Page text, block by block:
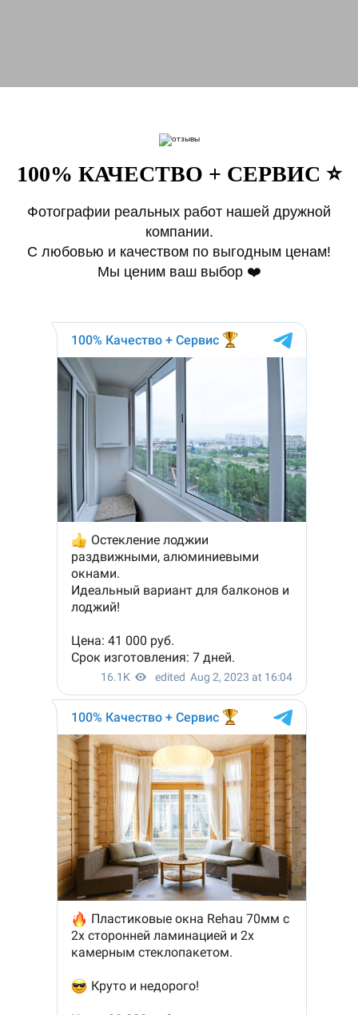
100% КАЧЕСТВО + СЕРВИС ⭐️
Фотографии реальных работ нашей дружной
компании.
С любовью и качеством по выгодным ценам!
Мы ценим ваш выбор ❤️